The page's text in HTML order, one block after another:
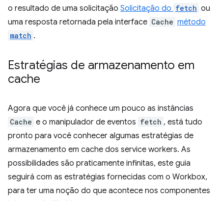
o resultado de uma solicitação Solicitação do fetch ou
uma resposta retornada pela interface Cache método
match .
Estratégias de armazenamento em
cache
Agora que você já conhece um pouco as instâncias
Cache e o manipulador de eventos fetch , está tudo
pronto para você conhecer algumas estratégias de
armazenamento em cache dos service workers. As
possibilidades são praticamente infinitas, este guia
seguirá com as estratégias fornecidas com o Workbox,
para ter uma noção do que acontece nos componentes